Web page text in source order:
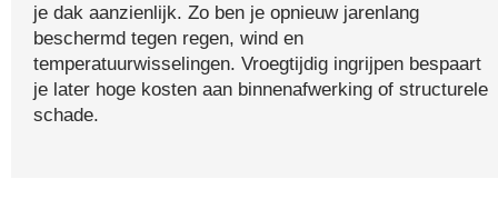
je dak aanzienlijk. Zo ben je opnieuw jarenlang
beschermd tegen regen, wind en
temperatuurwisselingen. Vroegtijdig ingrijpen bespaart
je later hoge kosten aan binnenafwerking of structurele
schade.